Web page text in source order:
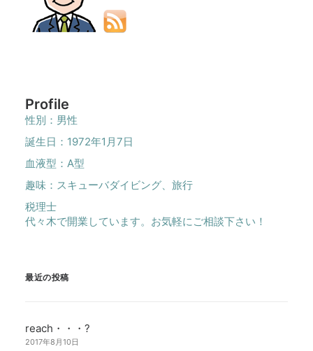
Profile
性別：男性
誕生日：1972年1月7日
血液型：A型
趣味：スキューバダイビング、旅行
税理士
代々木で開業しています。お気軽にご相談下さい！
最近の投稿
reach・・・?
2017年8月10日